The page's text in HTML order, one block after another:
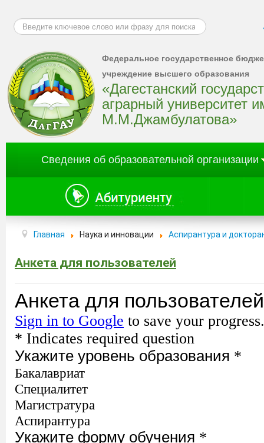
Искать...
Федеральное государственное
учреждение высшего образования
«Дагестанский
аграрный университет
М.М.Джамбулатова»
Сведения об образовательной организации
Главная Наука и инновации Аспирантура и
Анкета для пользователей